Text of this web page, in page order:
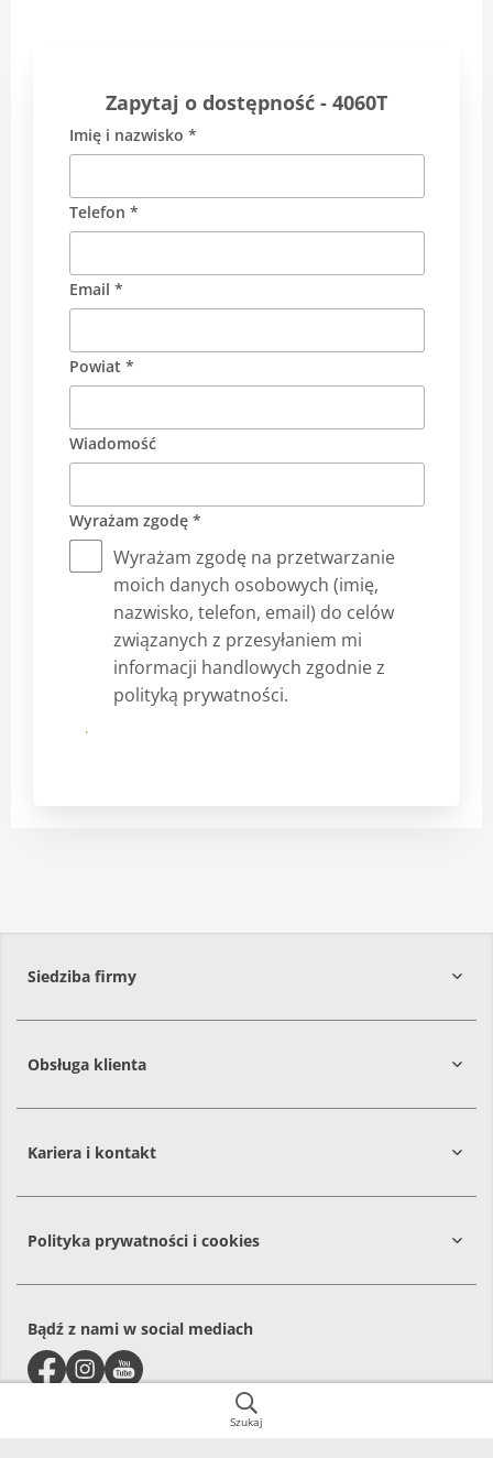
Szukaj
Zapytaj o dostępność - 4060T
Imię i nazwisko *
Telefon *
Email *
Powiat *
Wiadomość
Wyrażam zgodę *
Wyrażam zgodę na przetwarzanie
moich danych osobowych (imię,
nazwisko, telefon, email) do celów
związanych z przesyłaniem mi
informacji handlowych zgodnie z
polityką prywatności.
Prześlij
Siedziba firmy
Obsługa klienta
Kariera i kontakt
Polityka prywatności i cookies
Bądź z nami w social mediach